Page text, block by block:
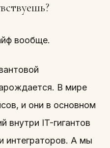
вообще.
В мире
и они в основном
внутри IT-гигантов
интеграторов. А мы